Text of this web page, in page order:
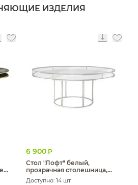
ИЗДЕЛИЯ
6 900 Р
Стол "Лофт" белый,
прозрачная столешница,
белое подстолье
Доступно: 14 шт